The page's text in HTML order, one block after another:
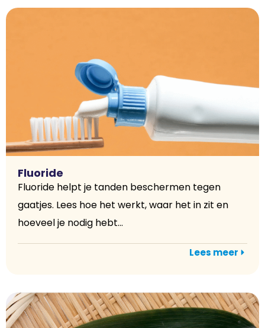
Fluoride
Fluoride helpt je tanden beschermen tegen
gaatjes. Lees hoe het werkt, waar het in zit en
hoeveel je nodig hebt...
Lees meer